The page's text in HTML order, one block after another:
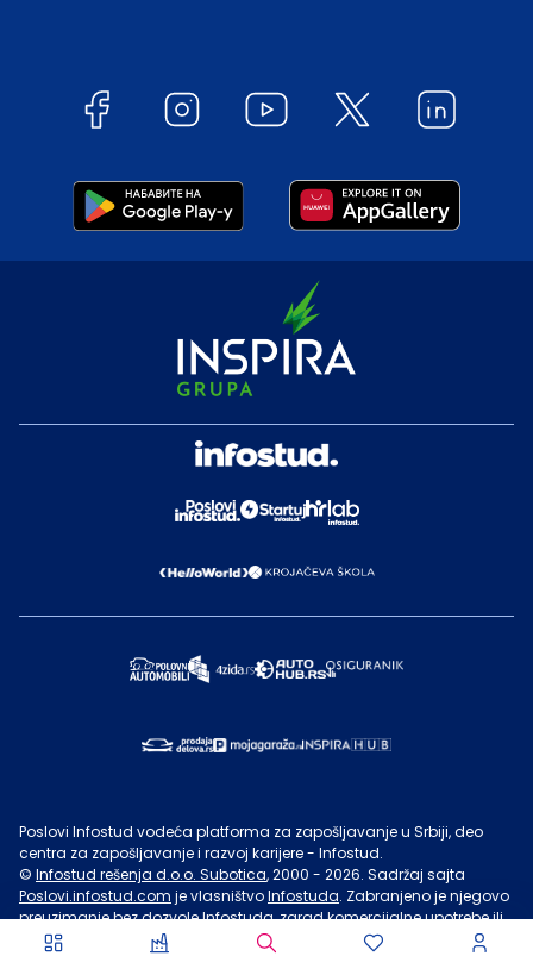
Poslovi Infostud vodeća platforma za zapošljavanje u Srbiji, deo
centra za zapošljavanje i razvoj karijere - Infostud.
© Infostud rešenja d.o.o. Subotica, 2000 - 2026. Sadržaj sajta
Poslovi.infostud.com je vlasništvoInfostuda. Zabranjeno je njegovo
preuzimanje bez dozvoleInfostuda, zarad komercijalne upotrebe ili
u druge svrhe, osim za lične potrebe posetilaca sajta.